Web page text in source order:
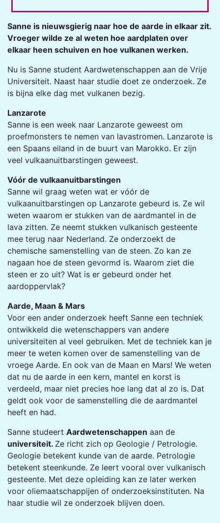
Sanne is nieuwsgierig naar hoe de aarde in elkaar zit.
Vroeger wilde ze al weten hoe aardplaten over
elkaar heen schuiven en hoe vulkanen werken.
Nu is Sanne student Aardwetenschappen aan de Vrije
Universiteit. Naast haar studie doet ze onderzoek. Ze
is bijna elke dag met vulkanen bezig.
Lanzarote
Sanne is een week naar Lanzarote geweest om
proefmonsters te nemen van lavastromen. Lanzarote is
een Spaans eiland in de buurt van Marokko. Er zijn
veel vulkaanuitbarstingen geweest.
Vóór de vulkaanuitbarstingen
Sanne wil graag weten wat er vóór de
vulkaanuitbarstingen op Lanzarote gebeurd is. Ze wil
weten waarom er stukken van de aardmantel in de
lava zitten. Ze neemt stukken vulkanisch gesteente
mee terug naar Nederland. Ze onderzoekt de
chemische samenstelling van de steen. Zo kan ze
nagaan hoe de steen gevormd is. Waarom ziet die
steen er zo uit? Wat is er gebeurd onder het
aardoppervlak?
Aarde, Maan & Mars
Voor een ander onderzoek heeft Sanne een techniek
ontwikkeld die wetenschappers van andere
universiteiten al veel gebruiken. Met de techniek kan je
meer te weten komen over de samenstelling van de
vroege Aarde. En ook van de Maan en Mars! We weten
dat nu de aarde in een kern, mantel en korst is
verdeeld, maar niet precies hoe lang dat al zo is. Dat
geldt ook voor de samenstelling die de aardmantel
heeft en had.
Sanne studeert Aardwetenschappen aan de
universiteit. Ze richt zich op Geologie / Petrologie.
Geologie betekent kunde van de aarde. Petrologie
betekent steenkunde. Ze leert vooral over vulkanisch
gesteente. Met deze opleiding kan ze later werken
voor oliemaatschappijen of onderzoeksinstituten. Na
haar studie wil ze onderzoek blijven doen.